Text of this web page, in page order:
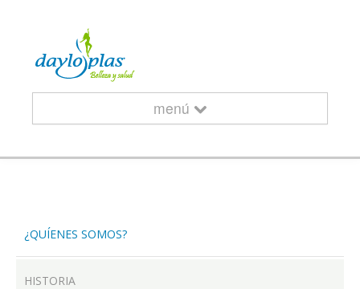
menú
¿QUIÉNES SOMOS?
¿QUÍENES SOMOS?
HISTORIA